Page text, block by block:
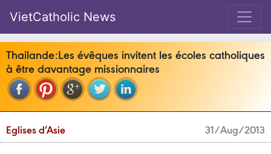
VietCatholic News
Thailande:Les évêques invitent les écoles catholiques
à être davantage missionnaires
Eglises d’Asie 31/Aug/2013